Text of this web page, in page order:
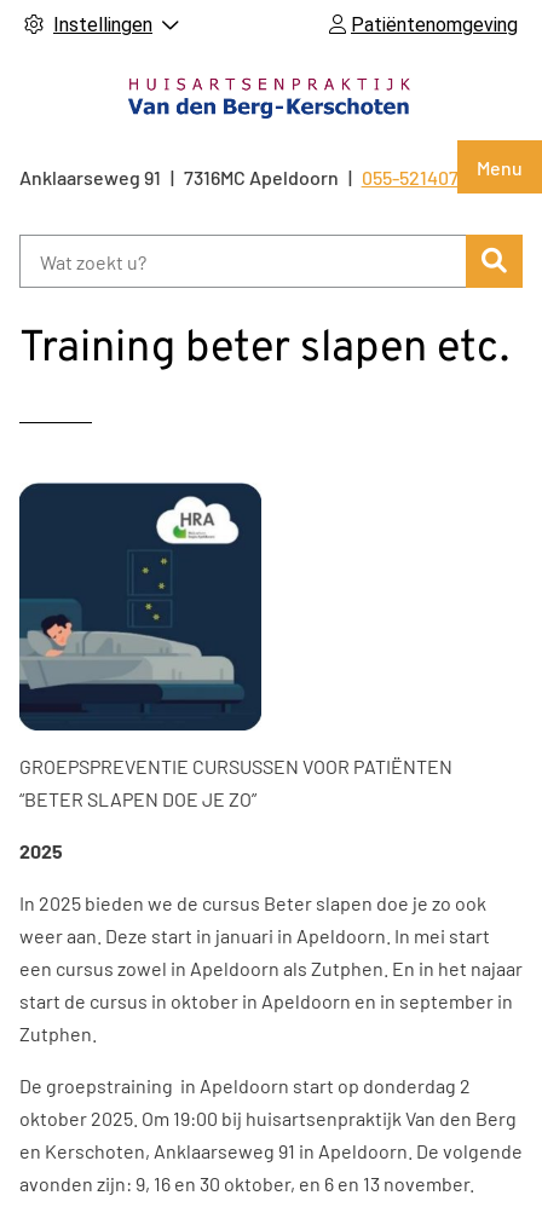
Instellingen Patiëntenomgeving
Menu
Anklaarseweg 91 7316MC Apeldoorn Tel:
055-5214071
Training beter slapen etc.
GROEPSPREVENTIE CURSUSSEN VOOR PATIËNTEN
“BETER SLAPEN DOE JE ZO”
2025
In 2025 bieden we de cursus Beter slapen doe je zo ook
weer aan. Deze start in januari in Apeldoorn. In mei start
een cursus zowel in Apeldoorn als Zutphen. En in het najaar
start de cursus in oktober in Apeldoorn en in september in
Zutphen.
De groepstraining in Apeldoorn start op donderdag 2
oktober 2025. Om 19:00 bij huisartsenpraktijk Van den Berg
en Kerschoten, Anklaarseweg 91 in Apeldoorn. De volgende
avonden zijn: 9, 16 en 30 oktober, en 6 en 13 november.